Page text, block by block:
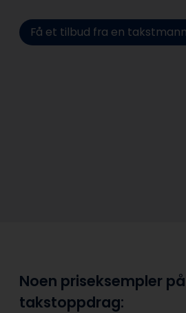
Få et tilbud fra en
Noen priseksempler
takstoppdrag: